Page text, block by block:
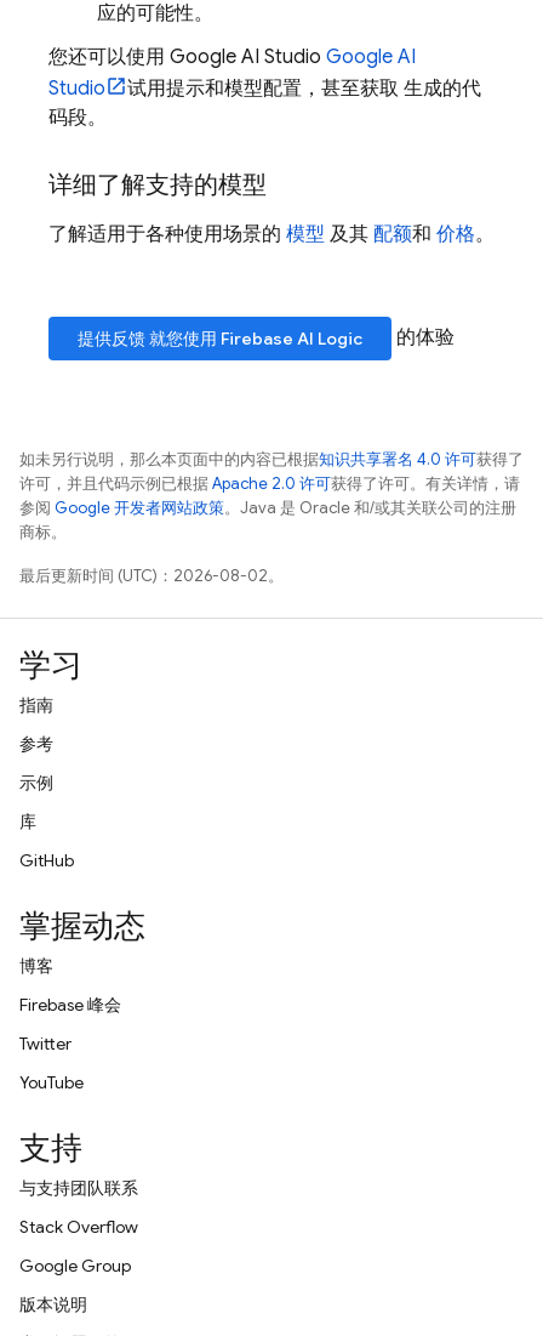
应的可能性。
您还可以使用 Google AI Studio Google AI
Studio
试用提示和模型配置，甚至获取 生成的代
码段。
详细了解支持的模型
了解适用于各种使用场景的 模型 及其 配额和 价格。
提供反馈 就您使用 Firebase AI Logic 的体验
如未另行说明，那么本页面中的内容已根据知识共享署名 4.0 许可获得了
许可，并且代码示例已根据Apache 2.0 许可获得了许可。有关详情，请
参阅 Google 开发者网站政策。Java 是 Oracle 和/或其关联公司的注册
商标。
最后更新时间 (UTC)：2026-08-02。
学习
指南
参考
示例
库
GitHub
掌握动态
博客
Firebase 峰会
Twitter
YouTube
支持
与支持团队联系
Stack Overflow
Google Group
版本说明